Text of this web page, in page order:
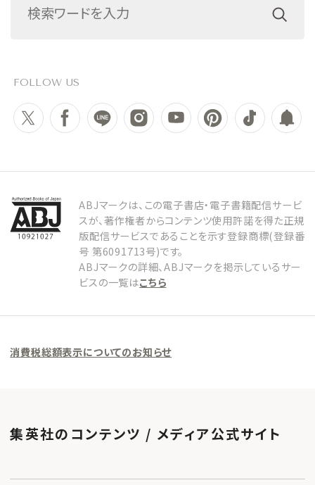
FOLLOW US
ABJマークは、この電子書店・電子書籍配信サービ
スが、著作権者からコンテンツ使用許諾を得た正規
版配信サービスであることを示す登録商標(登録番
号 第6091713号)です。
ABJマークの詳細、ABJマークを掲示しているサー
ビスの一覧はこちら
消費税総額表示についてのお知らせ
集英社のコンテンツ / メディア公式サイト